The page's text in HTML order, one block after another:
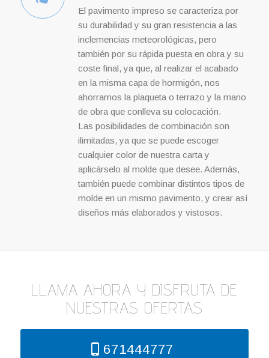
El pavimento impreso se caracteriza por
su durabilidad y su gran resistencia a las
inclemencias meteorológicas, pero
también por su rápida puesta en obra y su
coste final, ya que, al realizar el acabado
en la misma capa de hormigón, nos
ahorramos la plaqueta o terrazo y la mano
de obra que conlleva su colocación.
Las posibilidades de combinación son
ilimitadas, ya que se puede escoger
cualquier color de nuestra carta y
aplicárselo al molde que desee. Además,
también puede combinar distintos tipos de
molde en un mismo pavimento, y crear así
diseños más elaborados y vistosos.
LLAMA AHORA Y DISFRUTA DE
NUESTRAS OFERTAS
671444777